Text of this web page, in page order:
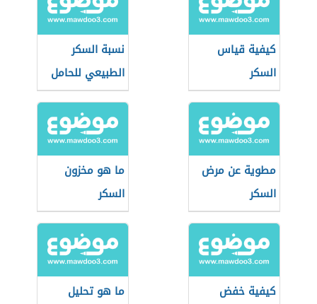
كيفية قياس
السكر
نسبة السكر
الطبيعي للحامل
مطوية عن مرض
السكر
ما هو مخزون
السكر
كيفية خفض
ما هو تحليل